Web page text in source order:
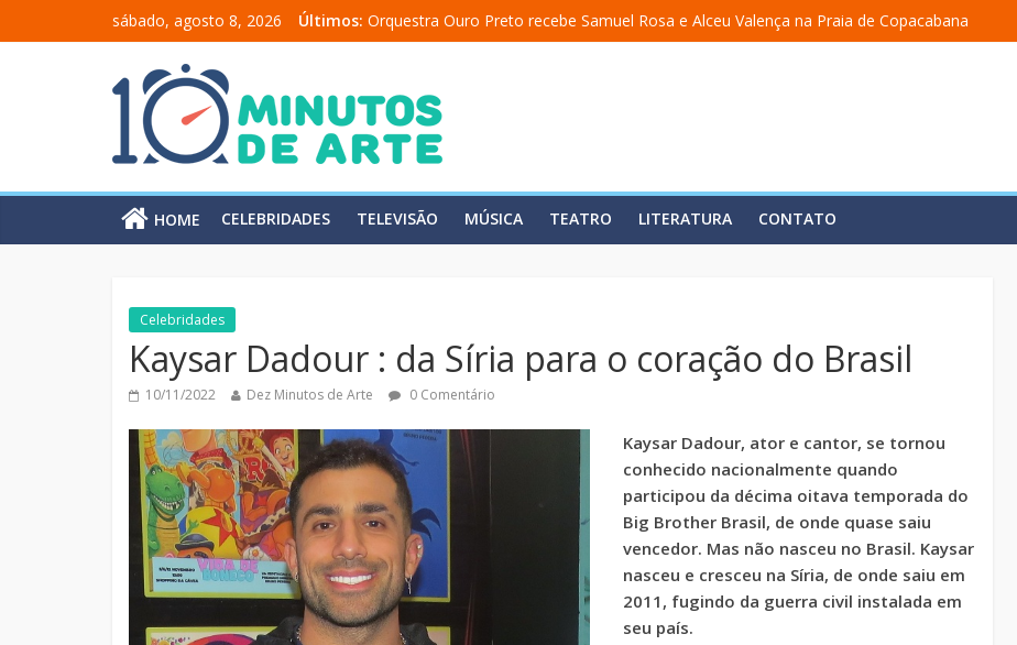
sábado, agosto 8, 2026 Últimos: Orquestra Ouro Preto recebe Samuel Rosa e Alceu Valença na Praia de Copacabana
“Comunicado a uma academia” ganha nova temporada na Fundição Progresso
Mônica Salmaso lança álbum em homenagem a Elizeth Cardoso
Carolina Chalita estreia o solo “Eu matei a Sherazade – Confissões De Uma Árabe Em Fúria”
HOME CELEBRIDADES TELEVISÃO MÚSICA TEATRO LITERATURA CONTATO
Celebridades
Kaysar Dadour : da Síria para o coração do Brasil
10/11/2022 Dez Minutos de Arte 0 Comentário
Kaysar Dadour, ator e cantor, se tornou
conhecido nacionalmente quando
participou da décima oitava temporada do
Big Brother Brasil, de onde quase saiu
vencedor. Mas não nasceu no Brasil. Kaysar
nasceu e cresceu na Síria, de onde saiu em
2011, fugindo da guerra civil instalada em
seu país.